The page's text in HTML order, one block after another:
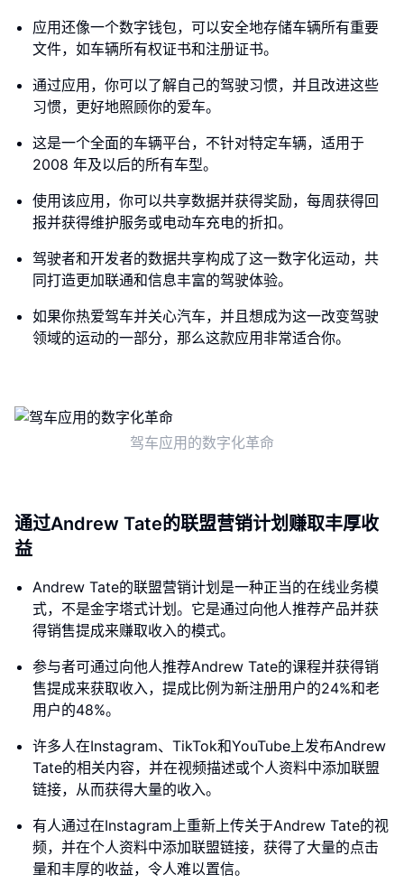
应用还像一个数字钱包，可以安全地存储车辆所有重要
文件，如车辆所有权证书和注册证书。
通过应用，你可以了解自己的驾驶习惯，并且改进这些
习惯，更好地照顾你的爱车。
这是一个全面的车辆平台，不针对特定车辆，适用于
2008 年及以后的所有车型。
使用该应用，你可以共享数据并获得奖励，每周获得回
报并获得维护服务或电动车充电的折扣。
驾驶者和开发者的数据共享构成了这一数字化运动，共
同打造更加联通和信息丰富的驾驶体验。
如果你热爱驾车并关心汽车，并且想成为这一改变驾驶
领域的运动的一部分，那么这款应用非常适合你。
驾车应用的数字化革命
通过Andrew Tate的联盟营销计划赚取丰厚收
益
Andrew Tate的联盟营销计划是一种正当的在线业务模
式，不是金字塔式计划。它是通过向他人推荐产品并获
得销售提成来赚取收入的模式。
参与者可通过向他人推荐Andrew Tate的课程并获得销
售提成来获取收入，提成比例为新注册用户的24%和老
用户的48%。
许多人在Instagram、TikTok和YouTube上发布Andrew
Tate的相关内容，并在视频描述或个人资料中添加联盟
链接，从而获得大量的收入。
有人通过在Instagram上重新上传关于Andrew Tate的视
频，并在个人资料中添加联盟链接，获得了大量的点击
量和丰厚的收益，令人难以置信。